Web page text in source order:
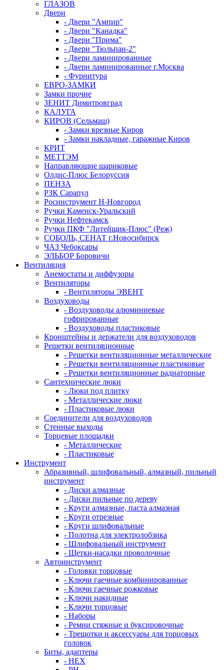
ГЛАЗОВ
Двери
- Двери "Ампир"
- Двери "Канадка"
- Двери "Прима"
- Двери "Тюльпан-2"
- Двери ламинированные
- Двери ламинированные г.Москва
- Фурнитура
ЕВРО-ЗАМКИ
Замки прочие
ЗЕНИТ Димитровград
КАЛУГА
КИРОВ (Сельмаш)
- Замки врезные Киров
- Замки накладные, гаражные Киров
КРИТ
МЕТТЭМ
Направляющие шариковые
Олдис-Плюс Белоруссия
ПЕНЗА
РЗК Сарапул
Росинструмент Н-Новгород
Ручки Каменск-Уральский
Ручки Нефтекамск
Ручки ПКФ "Литейщик-Плюс" (Реж)
СОБОЛЬ, СЕНАТ г.Новосибирск
ЧАЗ Чебоксары
ЭЛЬБОР Боровичи
Вентиляция
Анемостаты и диффузоры
Вентиляторы
- Вентиляторы ЭВЕНТ
Воздуховоды
- Воздуховоды алюминиевые
гофрированные
- Воздуховоды пластиковые
Кронштейны и держатели для воздуховодов
Решетки вентиляционные
- Решетки вентиляционные металлические
- Решетки вентиляционные пластиковые
- Решетки вентиляционные радиаторные
Сантехнические люки
- Люки под плитку
- Металлические люки
- Пластиковые люки
Соединители для воздуховодов
Стенные выходы
Торцевые площадки
- Металлические
- Пластиковые
Инструмент
Абразивный, шлифовальный, алмазный, пильный
инструмент
- Диски алмазные
- Диски пильные по дереву
- Круги алмазные, паста алмазная
- Круги отрезные
- Круги шлифовальные
- Полотна для электролобзика
- Шлифовальный инструмент
- Щетки-насадки проволочные
Автоинструмент
- Головки торцовые
- Ключи гаечные комбинированные
- Ключи гаечные рожковые
- Ключи накидные
- Ключи торцовые
- Наборы
- Ремни стяжные и буксировочные
- Трещотки и аксессуары для торцовых
головок
Биты, адаптеры
- HEX